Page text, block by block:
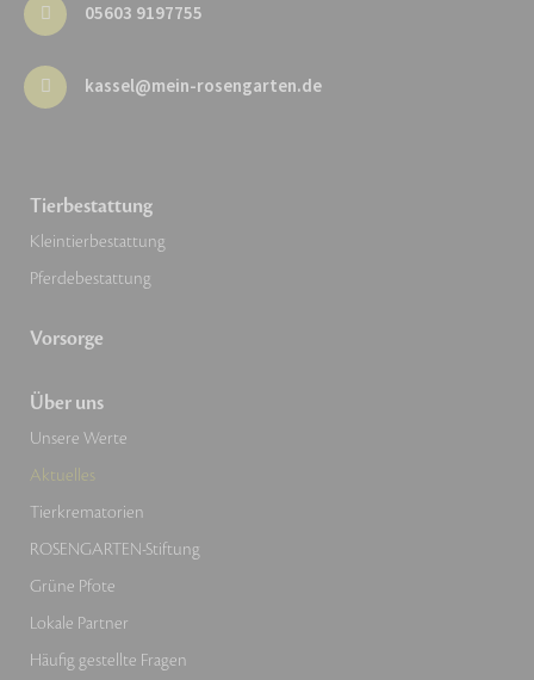
05603 9197755
kassel@mein-rosengarten.de
Tierbestattung
Kleintierbestattung
Pferdebestattung
Vorsorge
Über uns
Unsere Werte
Aktuelles
Tierkrematorien
ROSENGARTEN-Stiftung
Grüne Pfote
Lokale Partner
Häufig gestellte Fragen